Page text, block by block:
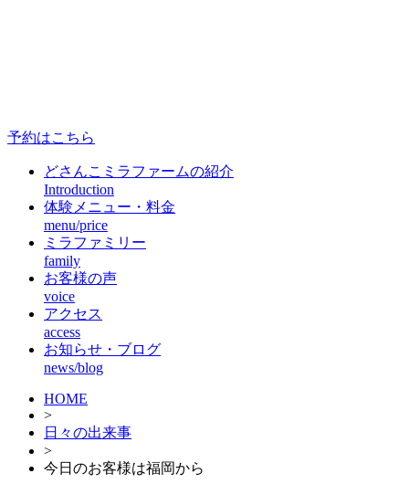
予約はこちら
どさんこミラファームの紹介
Introduction
体験メニュー・料金
menu/price
ミラファミリー
family
お客様の声
voice
アクセス
access
お知らせ・ブログ
news/blog
HOME
>
日々の出来事
>
今日のお客様は福岡から